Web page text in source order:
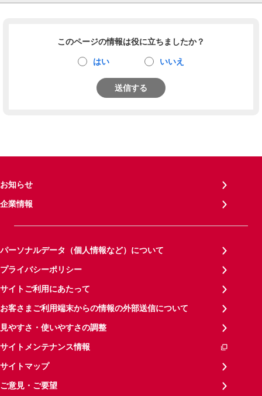
このページの情報は役に立ちましたか？
はい いいえ
送信する
お知らせ
企業情報
パーソナルデータ（個人情報など）について
プライバシーポリシー
サイトご利用にあたって
お客さまご利用端末からの情報の外部送信について
見やすさ・使いやすさの調整
サイトメンテナンス情報
サイトマップ
ご意見・ご要望